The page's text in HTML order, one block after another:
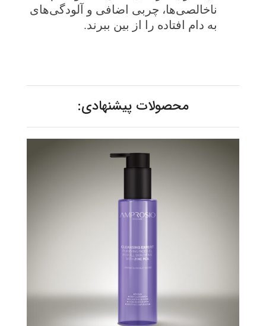
ناخالصی‌ها، چربی اضافی و آلودگی‌های
به دام افتاده را از بین ببرند.
محصولات پیشنهادی: